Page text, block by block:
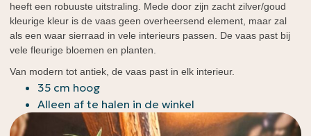
heeft een robuuste uitstraling. Mede door zijn zacht zilver/goud
kleurige kleur is de vaas geen overheersend element, maar zal
als een waar sierraad in vele interieurs passen. De vaas past bij
vele fleurige bloemen en planten.
Van modern tot antiek, de vaas past in elk interieur.
35 cm hoog
Alleen af te halen in de winkel